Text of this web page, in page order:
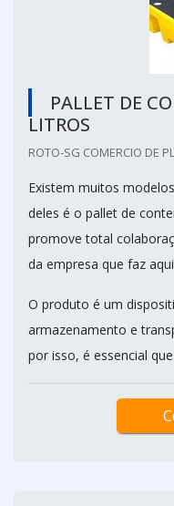
PALLET DE
LITROS
ROTO-SG COMERCIO DE
Existem muitos
deles é o pallet de
promove total
da empresa que faz
O produto é um
armazenamento e
por isso, é essencial